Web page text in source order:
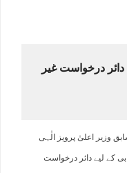
درخواست غیر
وزیر اعلیٰ پرویز الٰہی
کے لیے دائر درخواست